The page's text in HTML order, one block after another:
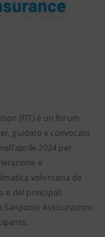
(FIT) è un forum
guidato e convocato
2024 per
e
volontaria da
e dei principali
Assicurazioni